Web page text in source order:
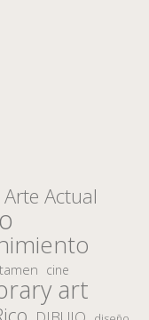
Arte Actual
cine
art